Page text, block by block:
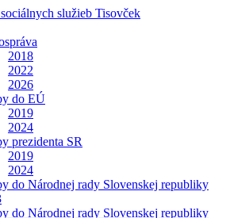
služieb Tisovček
2018
2022
2026
do EÚ
2019
2024
prezidenta SR
2019
2024
do Národnej rady Slovenskej republiky
do Národnej rady Slovenskej republiky